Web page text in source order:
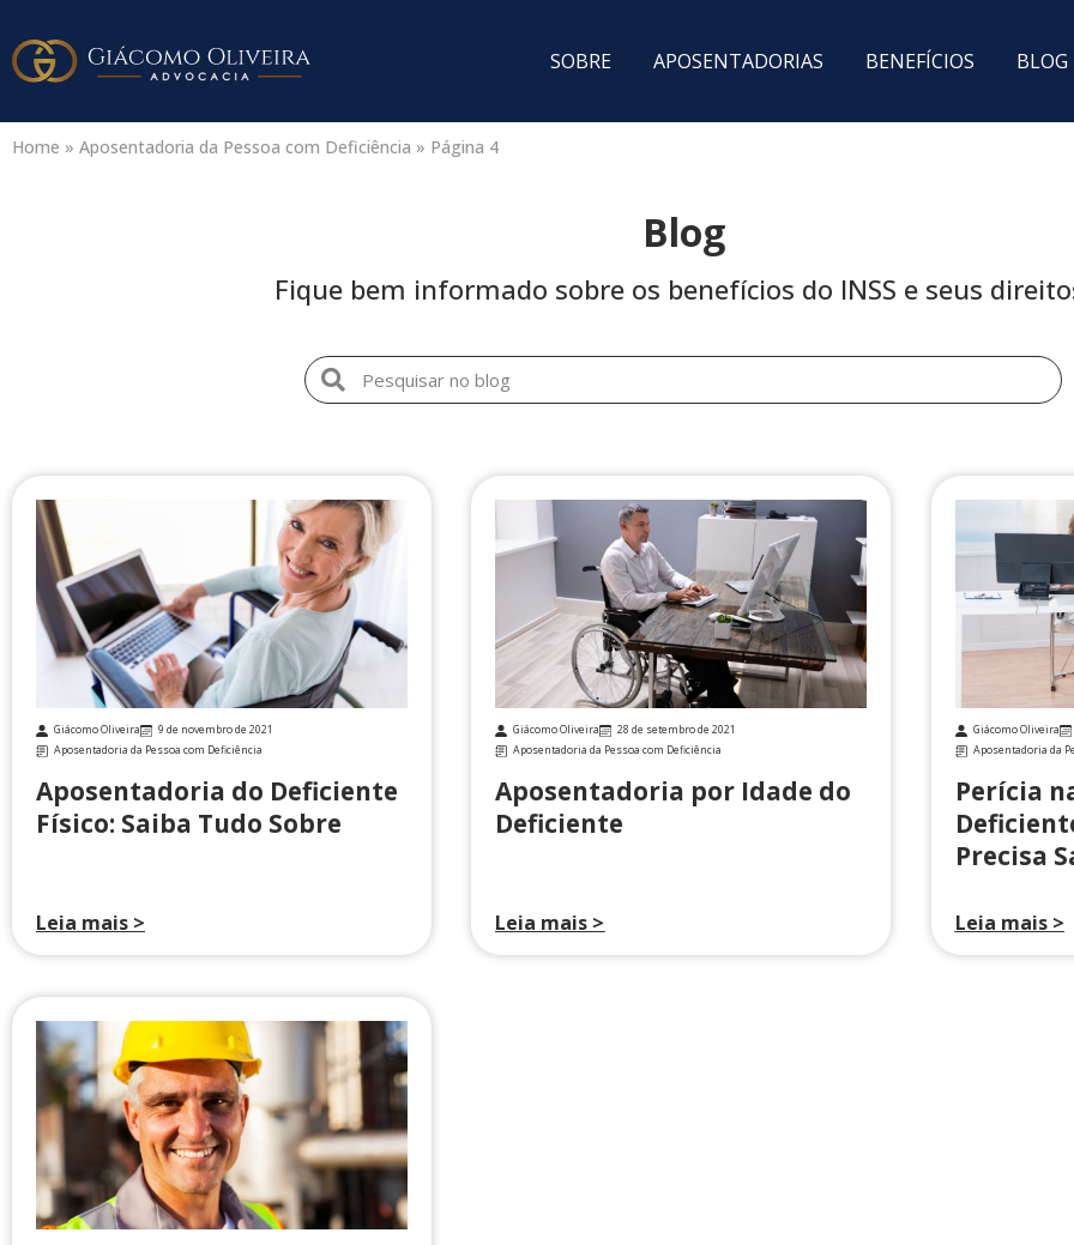
SOBRE APOSENTADORIAS BENEFÍCIOS BLOG
Home » Aposentadoria da Pessoa com Deficiência » Página 4
Blog
Fique bem informado sobre os benefícios do INSS e seus
Giácomo Oliveira
9 de novembro de 2021
Aposentadoria da Pessoa com Deficiência
Aposentadoria do Deficiente
Físico: Saiba Tudo Sobre
Leia mais >
Giácomo Oliveira
28 de setembro de 2021
Aposentadoria da Pessoa com Deficiência
Aposentadoria por Idade do
Deficiente
Leia mais >
Giácomo Oliveira
Aposentadoria da
Perícia
Precisa
Leia mais >